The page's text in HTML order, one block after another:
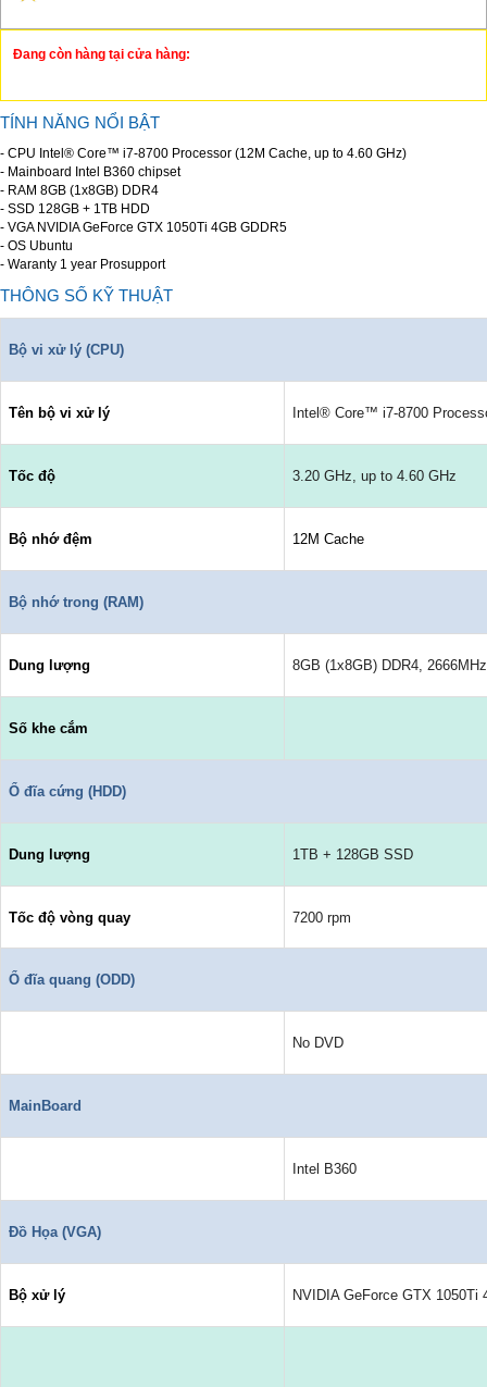
Đang còn hàng tại cửa hàng:
TÍNH NĂNG NỔI BẬT
- CPU Intel® Core™ i7-8700 Processor (12M Cache, up to 4.60 GHz)
- Mainboard Intel B360 chipset
- RAM 8GB (1x8GB) DDR4
- SSD 128GB + 1TB HDD
- VGA NVIDIA GeForce GTX 1050Ti 4GB GDDR5
- OS Ubuntu
- Waranty 1 year Prosupport
THÔNG SỐ KỸ THUẬT
Bộ vi xử lý (CPU)
Tên bộ vi xử lý Intel® Core™ i7-8700
Tốc độ 3.20 GHz, up to 4.60 GHz
Bộ nhớ đệm 12M Cache
Bộ nhớ trong (RAM)
Dung lượng 8GB (1x8GB) DDR4,
Số khe cắm
Ổ đĩa cứng (HDD)
Dung lượng 1TB + 128GB SSD
Tốc độ vòng quay 7200 rpm
Ổ đĩa quang (ODD)
No DVD
MainBoard
Intel B360
Đồ Họa (VGA)
Bộ xử lý NVIDIA GeForce GTX 1050Ti